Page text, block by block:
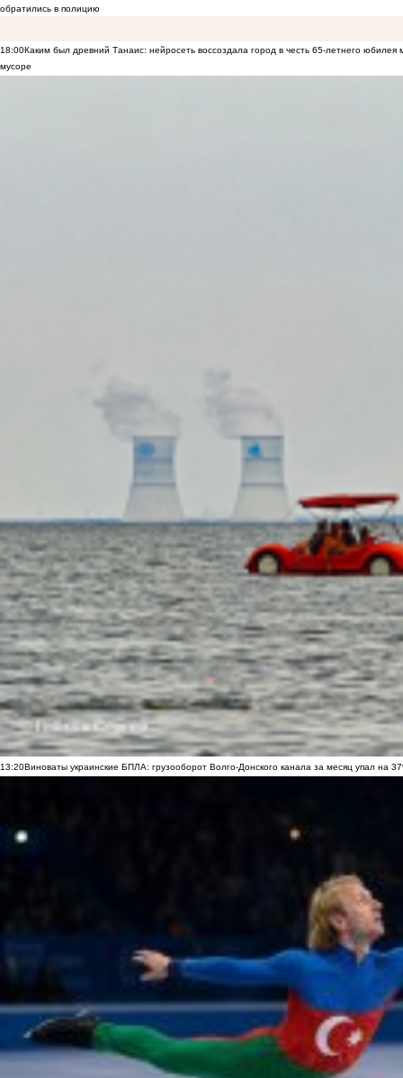
обратились в полицию
18:00Каким был древний Танаис: нейросеть воссоздала город в честь 65-летнего юбилея
мусоре
13:20Виноваты украинские БПЛА: грузооборот Волго-Донского канала за месяц упал на